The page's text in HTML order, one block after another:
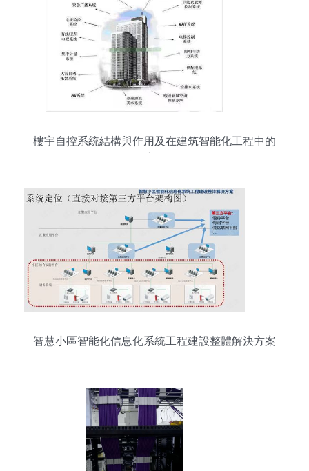
樓宇自控系統結構與作用及在建筑智能化工程中的
智慧小區智能化信息化系統工程建設整體解決方案